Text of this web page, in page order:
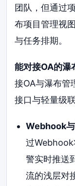
团队，但通过
布项目管理视
与任务排期。
能对接OA的瀑
接OA与瀑布管
接口与轻量级
Webhook与
过Webhook
警实时推送
流的浅层对